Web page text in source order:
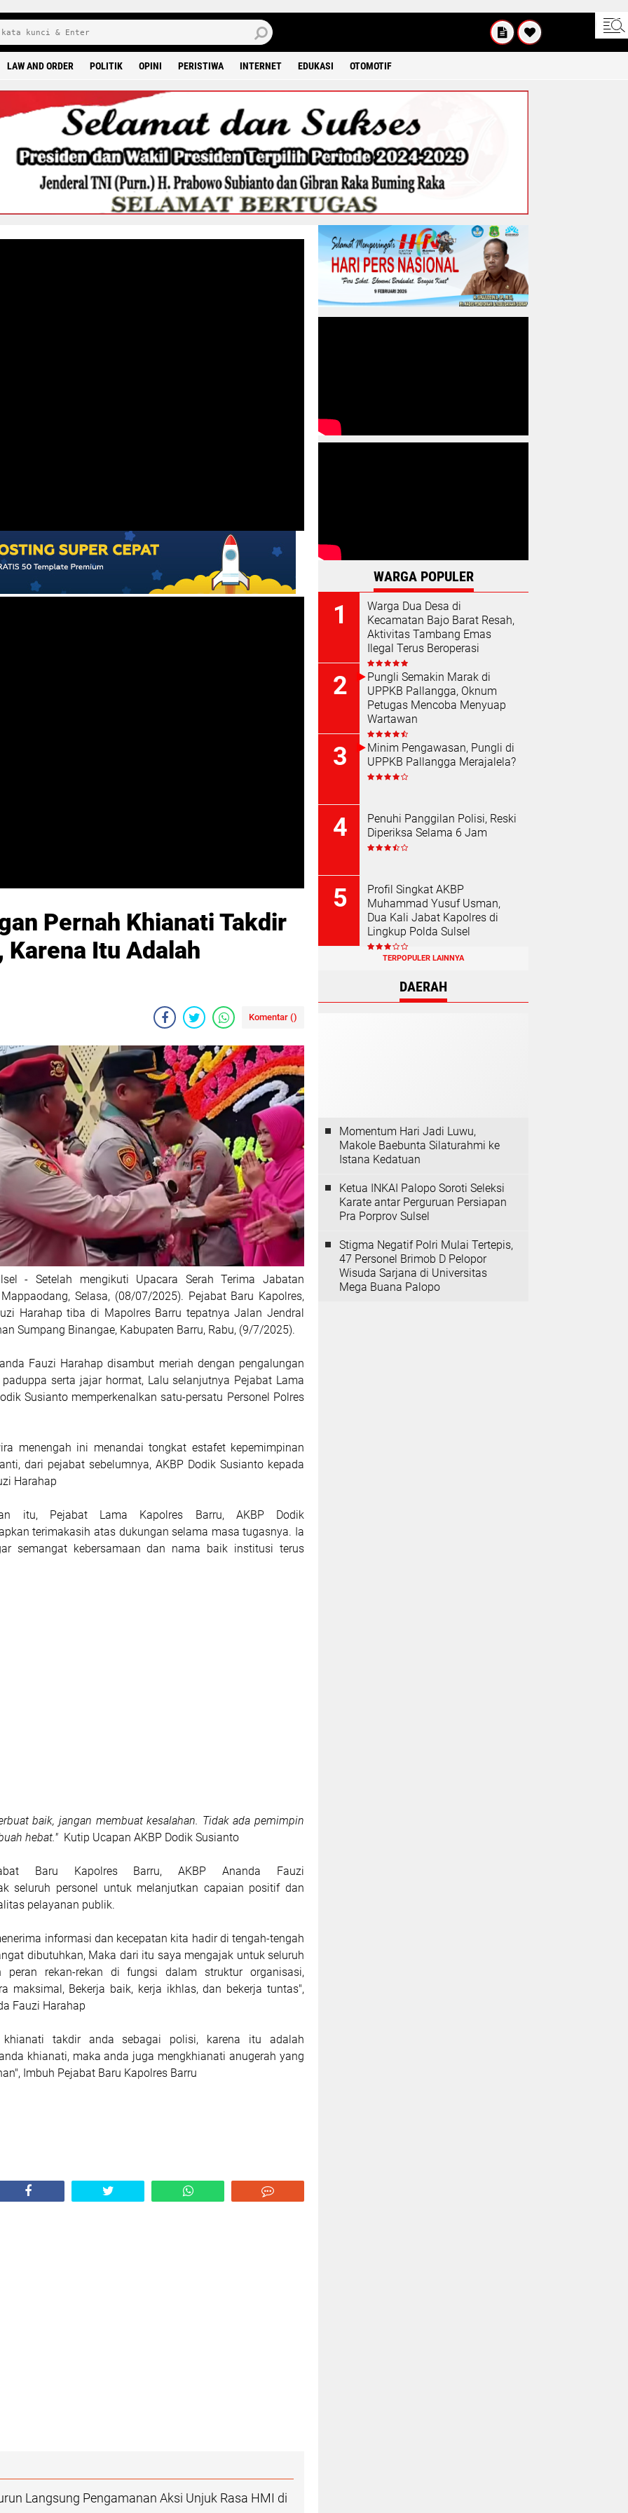
LAW AND ORDER POLITIK OPINI PERISTIWA INTERNET EDUKASI OTOMOTIF
Pernah Khianati Takdir
Karena Itu Adalah
Komentar ()
- Setelah mengikuti Upacara Serah Terima Jabatan
Selasa, (08/07/2025). Pejabat Baru Kapolres,
Harahap tiba di Mapolres Barru tepatnya Jalan Jendral
Sumpang Binangae, Kabupaten Barru, Rabu, (9/7/2025).
Fauzi Harahap disambut meriah dengan pengalungan
serta jajar hormat, Lalu selanjutnya Pejabat Lama
Susianto memperkenalkan satu-persatu Personel Polres
menengah ini menandai tongkat estafet kepemimpinan
dari pejabat sebelumnya, AKBP Dodik Susianto kepada
Harahap
itu, Pejabat Lama Kapolres Barru, AKBP Dodik
terimakasih atas dukungan selama masa tugasnya. Ia
semangat kebersamaan dan nama baik institusi terus
baik, jangan membuat kesalahan. Tidak ada pemimpin
hebat." Kutip Ucapan AKBP Dodik Susianto
Baru Kapolres Barru, AKBP Ananda Fauzi
seluruh personel untuk melanjutkan capaian positif dan
pelayanan publik.
informasi dan kecepatan kita hadir di tengah-tengah
dibutuhkan, Maka dari itu saya mengajak untuk seluruh
peran rekan-rekan di fungsi dalam struktur organisasi,
maksimal, Bekerja baik, kerja ikhlas, dan bekerja tuntas",
Fauzi Harahap
khianati takdir anda sebagai polisi, karena itu adalah
khianati, maka anda juga mengkhianati anugerah yang
Imbuh Pejabat Baru Kapolres Barru
Langsung Pengamanan Aksi Unjuk Rasa HMI di
WARGA POPULER
Warga Dua Desa di
Kecamatan Bajo Barat Resah,
Aktivitas Tambang Emas
Ilegal Terus Beroperasi
Pungli Semakin Marak di
UPPKB Pallangga, Oknum
Petugas Mencoba Menyuap
Wartawan
Minim Pengawasan, Pungli di
UPPKB Pallangga Merajalela?
Penuhi Panggilan Polisi, Reski
Diperiksa Selama 6 Jam
Profil Singkat AKBP
Muhammad Yusuf Usman,
Dua Kali Jabat Kapolres di
Lingkup Polda Sulsel
TERPOPULER LAINNYA
DAERAH
Momentum Hari Jadi Luwu,
Makole Baebunta Silaturahmi ke
Istana Kedatuan
Ketua INKAI Palopo Soroti Seleksi
Karate antar Perguruan Persiapan
Pra Porprov Sulsel
Stigma Negatif Polri Mulai Tertepis,
47 Personel Brimob D Pelopor
Wisuda Sarjana di Universitas
Mega Buana Palopo